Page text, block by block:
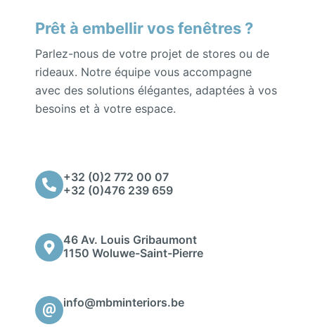
Prêt à embellir vos fenêtres ?
Parlez-nous de votre projet de stores ou de
rideaux. Notre équipe vous accompagne
avec des solutions élégantes, adaptées à vos
besoins et à votre espace.
+32 (0)2 772 00 07
+32 (0)476 239 659
46 Av. Louis Gribaumont
1150 Woluwe-Saint-Pierre
info@mbminteriors.be